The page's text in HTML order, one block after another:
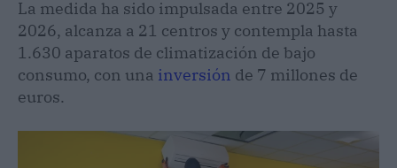
La medida ha sido impulsada entre 2025 y
2026, alcanza a 21 centros y contempla hasta
1.630 aparatos de climatización de bajo
consumo, con una inversión de 7 millones de
euros.